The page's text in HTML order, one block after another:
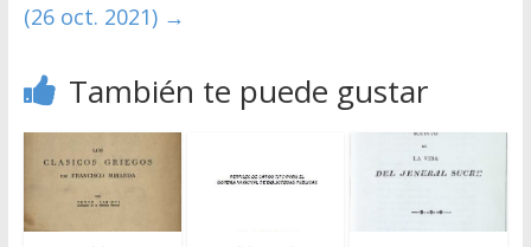
(26 oct. 2021) →
También te puede gustar